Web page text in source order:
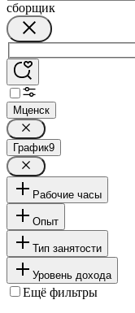
сборщик
Мценск
График9
Рабочие часы
Опыт
Тип занятости
Уровень дохода
Ещё фильтры